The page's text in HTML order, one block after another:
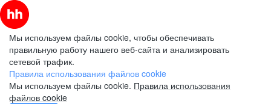
Мы используем файлы cookie, чтобы обеспечивать
правильную работу нашего веб-сайта и анализировать
сетевой трафик.
Правила использования файлов cookie
Мы используем файлы cookie. Правила использования
файлов cookie